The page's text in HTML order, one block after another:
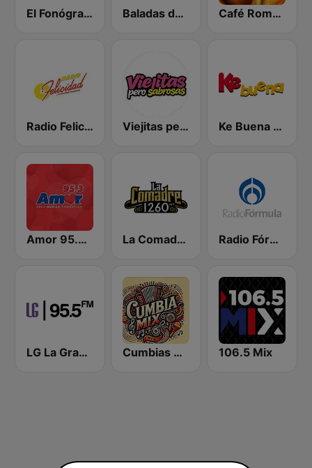
El Fonógrafo HD2 Baladas del Recuerdo Café Romántico Radio
Radio Felicidad 1180 AM Viejitas pero Sabrosas Radio Ke Buena 92.9 FM
Amor 95.3 FM La Comadre 1260 AM Radio Fórmula 103.3 FM
LG La Grande Cumbias Mix 106.5 Mix